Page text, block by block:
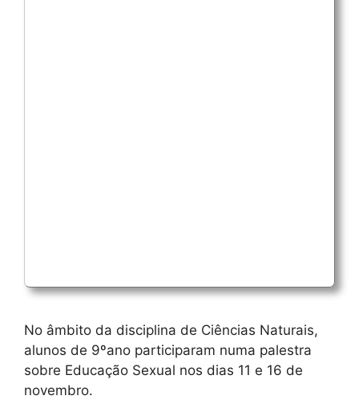
No âmbito da disciplina de Ciências Naturais,
alunos de 9ºano participaram numa palestra
sobre Educação Sexual nos dias 11 e 16 de
novembro.